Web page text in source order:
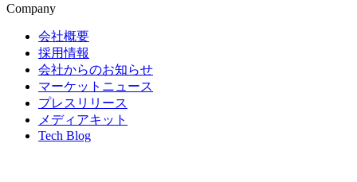
Company
会社概要
採用情報
会社からのお知らせ
マーケットニュース
プレスリリース
メディアキット
Tech Blog